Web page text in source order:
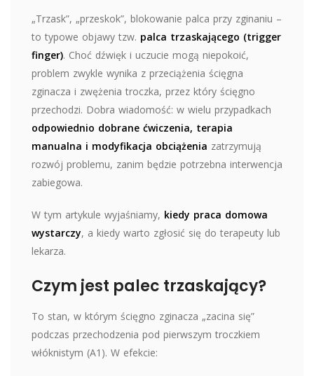
„Trzask”, „przeskok”, blokowanie palca przy zginaniu –
to typowe objawy tzw. palca trzaskającego (trigger
finger). Choć dźwięk i uczucie mogą niepokoić,
problem zwykle wynika z przeciążenia ścięgna
zginacza i zwężenia troczka, przez który ścięgno
przechodzi. Dobra wiadomość: w wielu przypadkach
odpowiednio dobrane ćwiczenia, terapia
manualna i modyfikacja obciążenia zatrzymują
rozwój problemu, zanim będzie potrzebna interwencja
zabiegowa.
W tym artykule wyjaśniamy, kiedy praca domowa
wystarczy, a kiedy warto zgłosić się do terapeuty lub
lekarza.
Czym jest palec trzaskający?
To stan, w którym ścięgno zginacza „zacina się”
podczas przechodzenia pod pierwszym troczkiem
włóknistym (A1). W efekcie: